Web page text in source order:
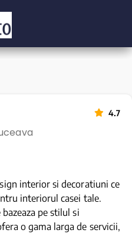
4.7
interior si decoratiuni ce
interiorul casei tale.
pe stilul si
o gama larga de servicii,